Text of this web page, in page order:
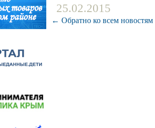
25.02.2015
← Обратно ко всем новостям